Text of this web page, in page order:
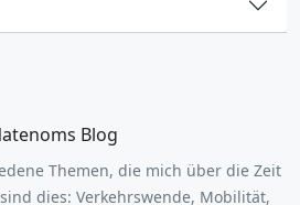
Blog
Themen, die mich über die Zeit
dies: Verkehrswende, Mobilität,